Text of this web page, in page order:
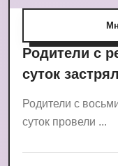
Родители с
суток
Родители с
суток провели ...